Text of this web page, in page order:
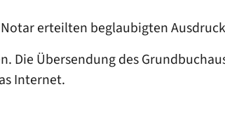
erteilten beglaubigten
Die Übersendung des
Internet.